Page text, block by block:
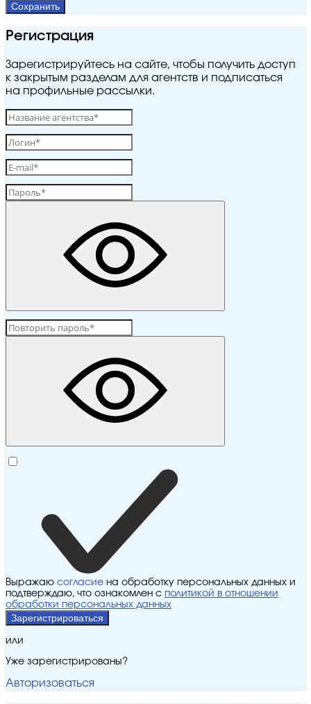
Сохранить
Регистрация
Зарегистрируйтесь на сайте, чтобы получить доступ
к закрытым разделам для агентств и подписаться
на профильные рассылки.
Выражаю согласие на обработку персональных данных и
подтверждаю, что ознакомлен с политикой в отношении
обработки персональных данных
Зарегистрироваться
или
Уже зарегистрированы?
Авторизоваться